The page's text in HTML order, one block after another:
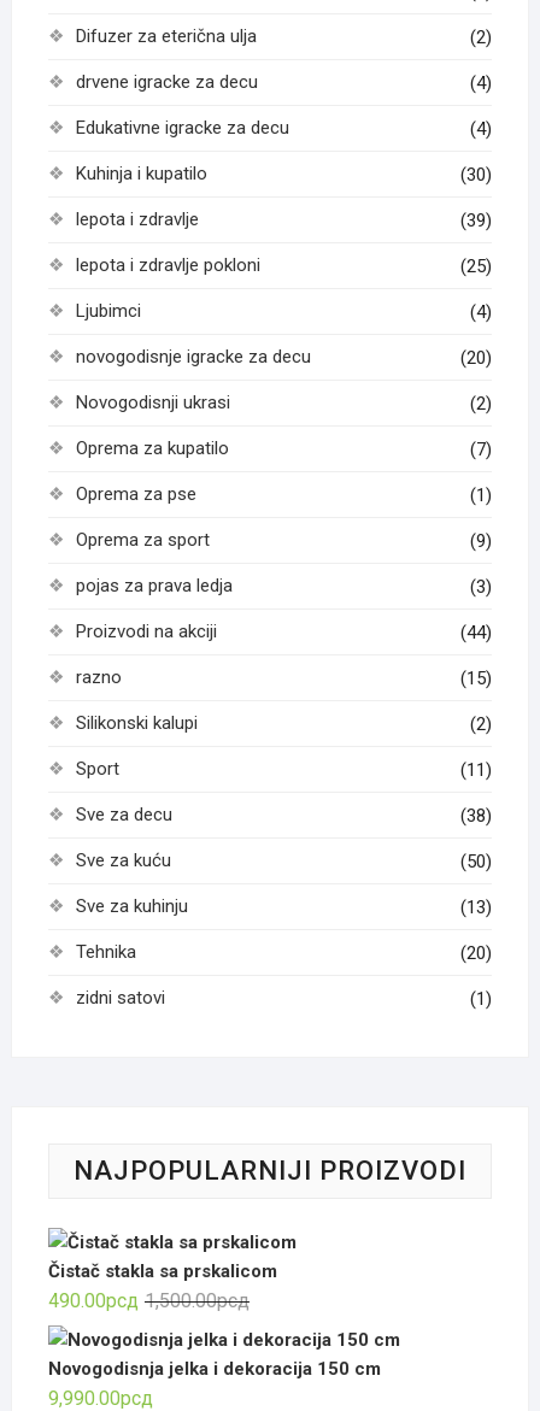
Difuzer za eterična ulja (2)
drvene igracke za decu (4)
Edukativne igracke za decu (4)
Kuhinja i kupatilo (30)
lepota i zdravlje (39)
lepota i zdravlje pokloni (25)
Ljubimci (4)
novogodisnje igracke za decu (20)
Novogodisnji ukrasi (2)
Oprema za kupatilo (7)
Oprema za pse (1)
Oprema za sport (9)
pojas za prava ledja (3)
Proizvodi na akciji (44)
razno (15)
Silikonski kalupi (2)
Sport (11)
Sve za decu (38)
Sve za kuću (50)
Sve za kuhinju (13)
Tehnika (20)
zidni satovi (1)
NAJPOPULARNIJI PROIZVODI
Čistač stakla sa prskalicom
1,500.00рсдОригинална
цена
је
490.00рсд
Тренутна
цена
је:
490.00рсд.
Novogodisnja jelka i dekoracija 150 cm
9,990.00рсд